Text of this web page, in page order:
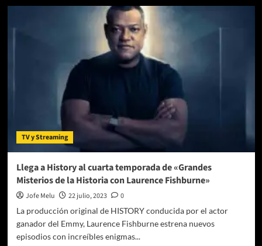
Llega
Papalote
26
TV y Streaming
Llega a History al cuarta temporada de «Grandes
Misterios de la Historia con Laurence Fishburne»
Jofe Melu 22 julio, 2023
0
La producción original de HISTORY conducida por el actor
ganador del Emmy, Laurence Fishburne estrena nuevos
episodios con increíbles enigmas...